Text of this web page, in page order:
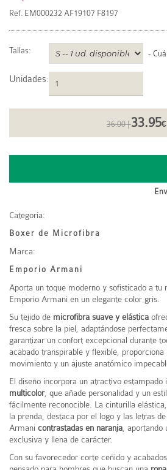
Ref. EM000232 AF19107 F8197
Tallas: -
Unidades:
36.00 |33.95€
Categoría:
Boxer de Microfibra
Marca:
Emporio Armani
Aporta un toque moderno y sofisticado a tu
Emporio Armani en un elegante color gris.
Su tejido de microfibra suave y elástica
fresca sobre la piel, adaptándose
garantizar un confort excepcional durante
acabado transpirable y flexible,
movimiento y un ajuste anatómico
El diseño incorpora un atractivo estampado
multicolor, que añade personalidad y un
fácilmente reconocible. La cinturilla
la prenda, destaca por el logo y las letras
Armani contrastadas en naranja ,
exclusiva y llena de carácter.
Con su favorecedor corte ceñido y